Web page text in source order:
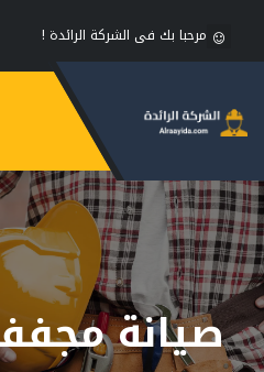
مرحبا بك فى الشركة الرائدة !
صيانة